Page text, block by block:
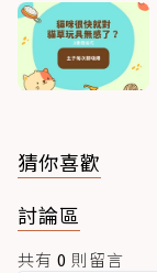
猜你喜歡
討論區
共有 0 則留言